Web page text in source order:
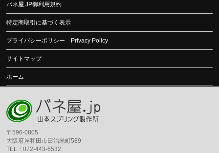
バネ屋.JP御利用規約
特定商取引に基づく表示
プライバシーポリシー Privacy Policy
サイトマップ
ホーム
〒596-0805
大阪府岸和田市田治米町589
TEL：072-443-6532